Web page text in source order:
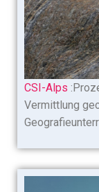
CSI-Alps
Vermittlung